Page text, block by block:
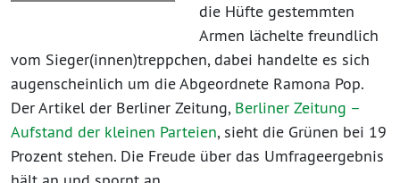
die Hüfte gestemmten
Armen lächelte freundlich
vom Sieger(innen)treppchen, dabei handelte es sich
augenscheinlich um die Abgeordnete Ramona Pop.
Der Artikel der Berliner Zeitung, Berliner Zeitung –
Aufstand der kleinen Parteien, sieht die Grünen bei 19
Prozent stehen. Die Freude über das Umfrageergebnis